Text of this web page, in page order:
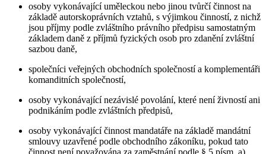
osoby vykonávající uměleckou nebo jinou tvůrčí činnost na
základě autorskoprávních vztahů, s výjimkou činností, z nichž
jsou příjmy podle zvláštního právního předpisu samostatným
základem daně z příjmů fyzických osob pro zdanění zvláštní
sazbou daně,
společníci veřejných obchodních společností a komplementáři
komanditních společností,
osoby vykonávající nezávislé povolání, které není živností ani
podnikáním podle zvláštních předpisů,
osoby vykonávající činnost mandatáře na základě mandátní
smlouvy uzavřené podle obchodního zákoníku, pokud tato
činnost není považována za zaměstnání podle § 5 písm. a)